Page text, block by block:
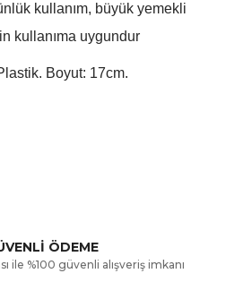
kullanım, büyük yemekli
kullanıma uygundur
Boyut: 17cm.
veya görüntülenemiyor.
ÖDEME
ile %100 güvenli alışveriş imkanı